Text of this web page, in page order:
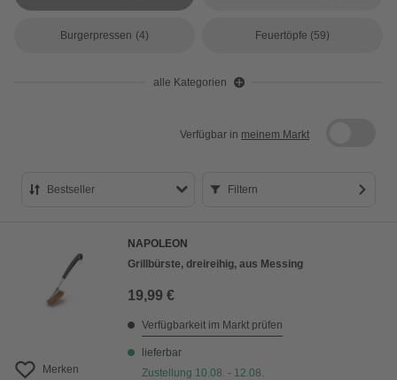
Burgerpressen (4) Feuertöpfe (59)
alle Kategorien
Verfügbar in meinem Markt
Bestseller
Preis aufsteigend
Preis absteigend
Filtern
Merken
NAPOLEON
Grillbürste, dreireihig, aus Messing
19,99 €
Verfügbarkeit im Markt prüfen
lieferbar
Zustellung 10.08. - 12.08.